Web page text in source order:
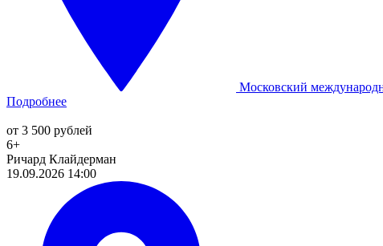
Московский
Подробнее
от 3 500 рублей
6+
Ричард Клайдерман
19.09.2026 14:00